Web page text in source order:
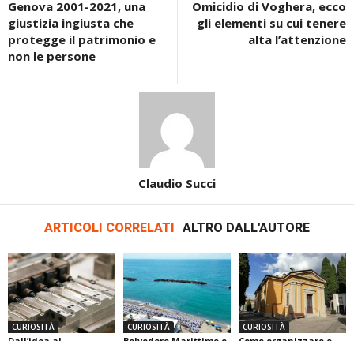
Genova 2001-2021, una
giustizia ingiusta che
protegge il patrimonio e
non le persone
Omicidio di Voghera, ecco
gli elementi su cui tenere
alta l’attenzione
Claudio Succi
ARTICOLI CORRELATI ALTRO DALL'AUTORE
CURIOSITÀ CURIOSITÀ CURIOSITÀ